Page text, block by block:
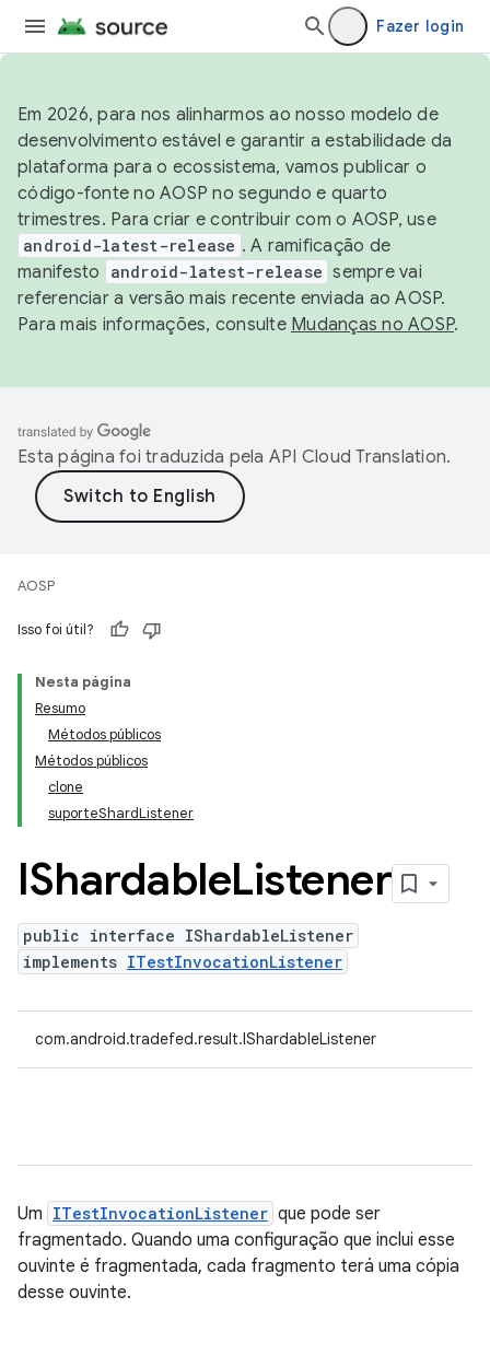
Fazer login
Em 2026, para nos alinharmos ao nosso modelo de
desenvolvimento estável e garantir a estabilidade da
plataforma para o ecossistema, vamos publicar o
código-fonte no AOSP no segundo e quarto
trimestres. Para criar e contribuir com o AOSP, use
android-latest-release . A ramificação de
manifesto
android-latest-release sempre vai
referenciar a versão mais recente enviada ao AOSP.
Para mais informações, consulte Mudanças no AOSP.
Esta página foi traduzida pela API Cloud Translation.
AOSP
Isso foi útil?
Nesta página
Resumo
Métodos públicos
Métodos públicos
clone
suporteShardListener
IShardableListener
public interface IShardableListener
implements ITestInvocationListener
com.android.tradefed.result.IShardableListener
Um ITestInvocationListener que pode ser
fragmentado. Quando uma configuração que inclui esse
ouvinte é fragmentada, cada fragmento terá uma cópia
desse ouvinte.